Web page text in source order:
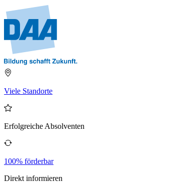
Viele Standorte
Erfolgreiche Absolventen
100% förderbar
Direkt informieren